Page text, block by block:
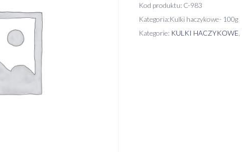
Kod produktu: C-983
Kategoria:Kulki haczykowe- 100g
Kategorie: KULKI HACZYKOWE